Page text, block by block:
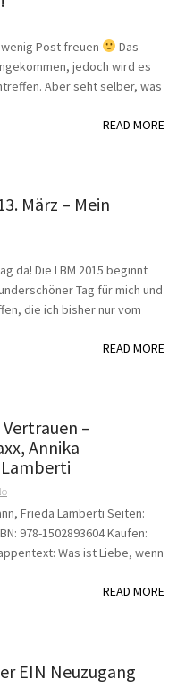
Post freuen
Das
jedoch wird es
Aber seht selber, was
READ MORE
März – Mein
da! Die LBM 2015 beginnt
Tag für mich und
die ich bisher nur vom
READ MORE
–
Annika
Frieda Lamberti Seiten:
978-1502893604 Kaufen:
Was ist Liebe, wenn
READ MORE
EIN Neuzugang